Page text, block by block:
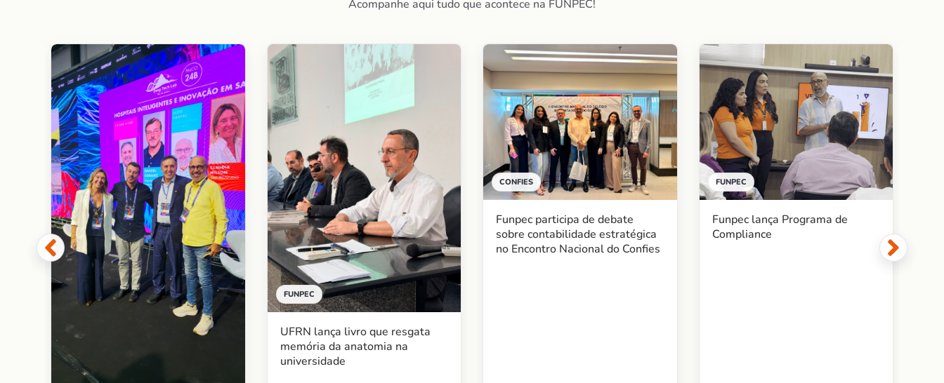
Acompanhe aqui tudo que acontece na FUNPEC!
FUNPEC
UFRN lança livro que resgata
memória da anatomia na
universidade
CONFIES
Funpec participa de debate
sobre contabilidade estratégica
no Encontro Nacional do Confies
FUNPEC
Funpec lança Programa de
Compliance